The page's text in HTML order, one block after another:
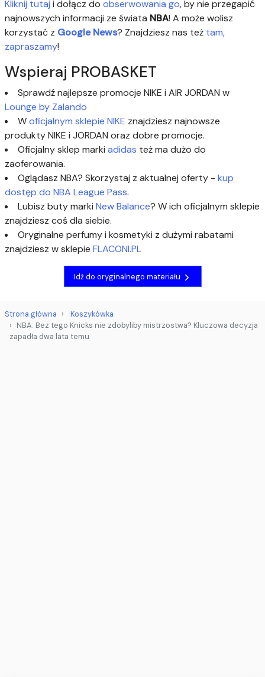
Kliknij tutaj i dołącz do obserwowania go, by nie przegapić
najnowszych informacji ze świata NBA! A może wolisz
korzystać z Google News? Znajdziesz nas też tam,
zapraszamy!
Wspieraj PROBASKET
Sprawdź najlepsze promocje NIKE i AIR JORDAN w
Lounge by Zalando
Woficjalnym sklepie NIKE znajdziesz najnowsze
produkty NIKE i JORDAN oraz dobre promocje.
Oficjalny sklep marki adidas też ma dużo do
zaoferowania.
Oglądasz NBA? Skorzystaj z aktualnej oferty - kup
dostęp do NBA League Pass.
Lubisz buty marki New Balance? W ich oficjalnym sklepie
znajdziesz coś dla siebie.
Oryginalne perfumy i kosmetyki z dużymi rabatami
znajdziesz w sklepie FLACONI.PL
Idź do oryginalnego materiału
Strona główna
Koszykówka
NBA: Bez tego Knicks nie zdobyliby mistrzostwa? Kluczowa decyzja
zapadła dwa lata temu